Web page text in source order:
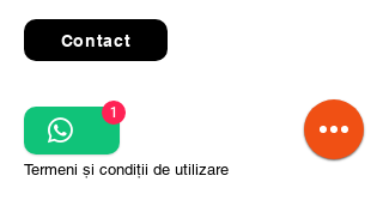
Contact
Quick Links
Termeni și condiții de utilizare
1